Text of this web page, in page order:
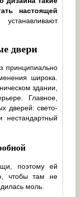
настоящей
двери
принципиально
широка.
здании,
Главное,
дверей: свето-
нестандартный
поэтому ей
чтобы там не
моль.